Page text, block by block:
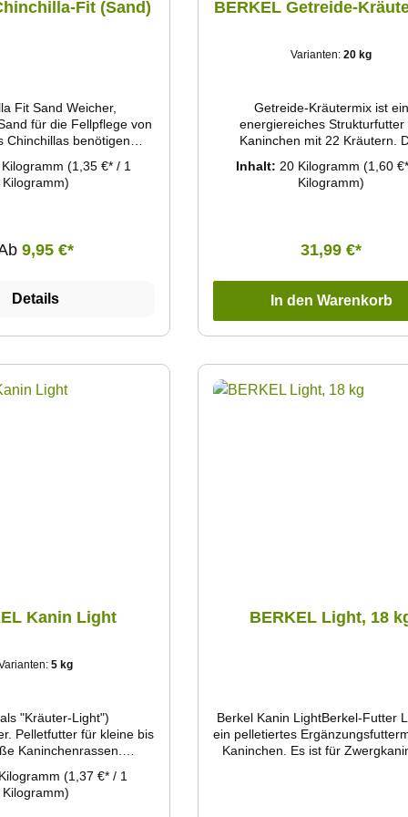
Fit (Sand)
Fit Sand Weicher,
für die Fellpflege von
Chinchillas benötigen
spezielle Sand befreit
von Schmutz und
Haarkleid nicht
vorkommen können,
Fit entspricht
Kilogramm(1,35 €* / 1
Kilogramm)
9,95 €*
Details
BERKEL Getreide-
Varianten:20 kg
Getreide-Kräutermix ist ein
energiereiches Strukturfutter
Kaninchen mit 22 Kräutern.
ermöglicht eine stärkereichere
und liefert eine schnellere und
Inhalt: 20 Kilogramm (1,60
Kilogramm)
31,99 €*
In den Warenkorb
Kanin Light
5 kg
"Kräuter-Light")
Pelletfutter für kleine bis
Kaninchenrassen.
Nährstoffausstattung
der Wammenbildung.
(1,37 €* / 1
Kilogramm)
BERKEL Light, 18
Berkel Kanin LightBerkel-Futter
ein pelletiertes
Kaninchen. Es ist für